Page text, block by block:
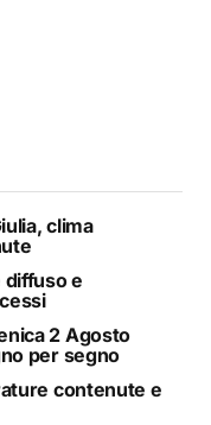
clima
diffuso e
2 Agosto
per segno
contenute e